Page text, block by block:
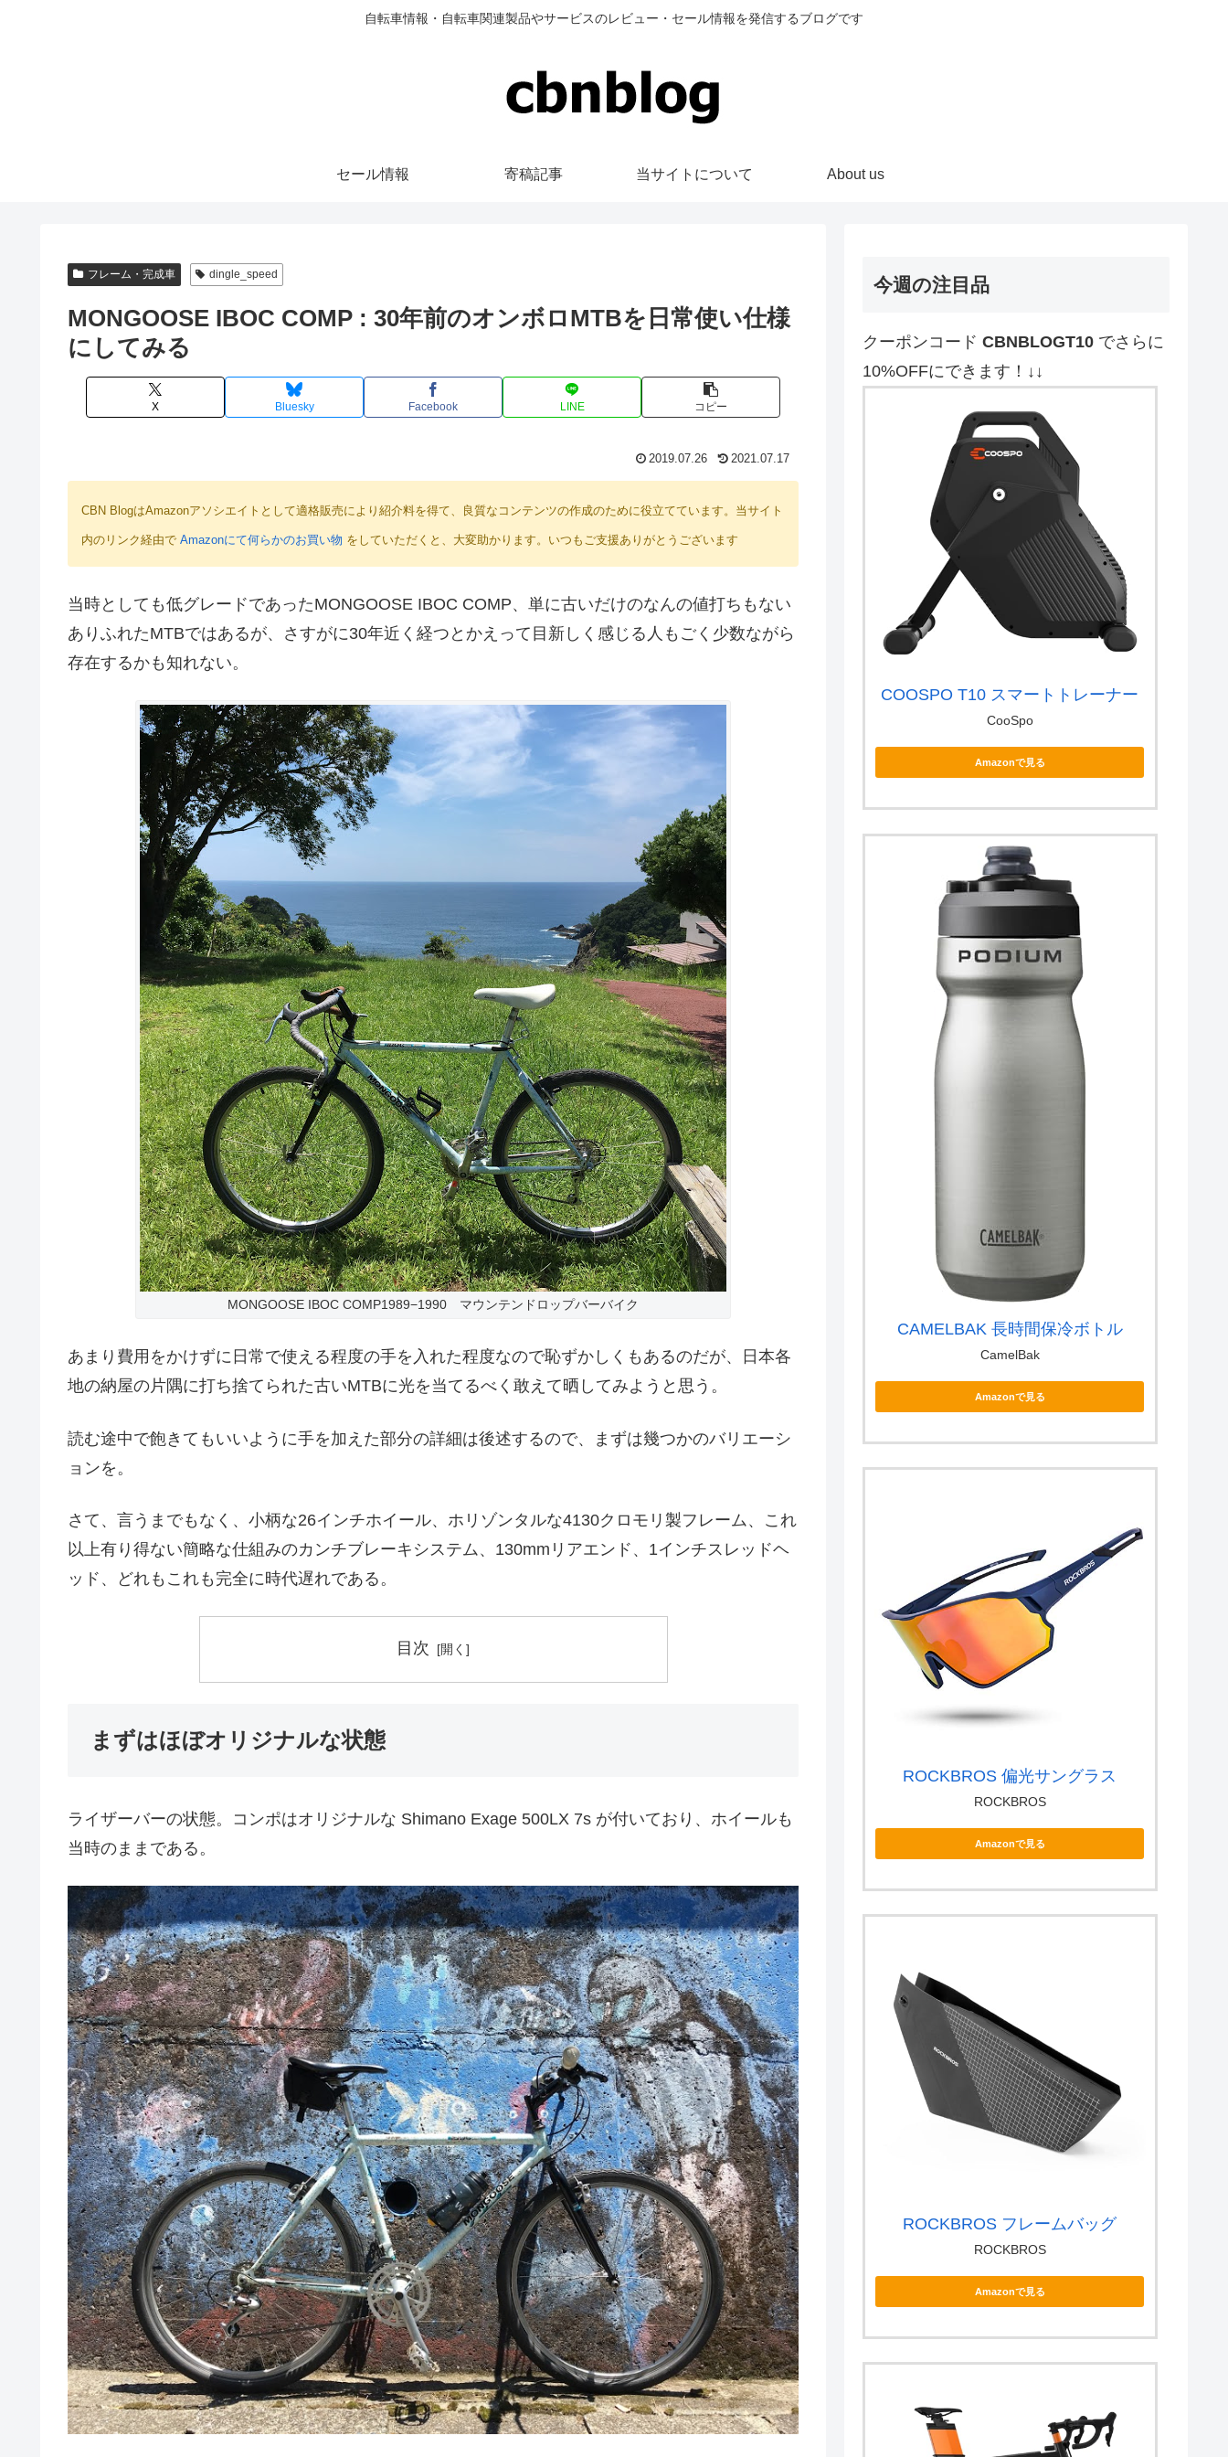
自転車情報・自転車関連製品やサービスのレビュー・セール情報を発信するブログです
セール情報 寄稿記事 当サイトについて About us
フレーム・完成車 dingle_speed
MONGOOSE IBOC COMP : 30年前のオンボロMTBを日常使い仕様
にしてみる
X Bluesky Facebook LINE コピー
2019.07.26 2021.07.17
CBN BlogはAmazonアソシエイトとして適格販売により紹介料を得て、良質なコンテンツの作成のために役立てています。当サイト
内のリンク経由で Amazonにて何らかのお買い物 をしていただくと、大変助かります。いつもご支援ありがとうございます
当時としても低グレードであったMONGOOSE IBOC COMP、単に古いだけのなんの値打ちもない
ありふれたMTBではあるが、さすがに30年近く経つとかえって目新しく感じる人もごく少数ながら
存在するかも知れない。
MONGOOSE IBOC COMP1989−1990 マウンテンドロップバーバイク
あまり費用をかけずに日常で使える程度の手を入れた程度なので恥ずかしくもあるのだが、日本各
地の納屋の片隅に打ち捨てられた古いMTBに光を当てるべく敢えて晒してみようと思う。
読む途中で飽きてもいいように手を加えた部分の詳細は後述するので、まずは幾つかのバリエーシ
ョンを。
さて、言うまでもなく、小柄な26インチホイール、ホリゾンタルな4130クロモリ製フレーム、これ
以上有り得ない簡略な仕組みのカンチブレーキシステム、130mmリアエンド、1インチスレッドヘ
ッド、どれもこれも完全に時代遅れである。
目次
まずはほぼオリジナルな状態
ライザーバーの状態。コンポはオリジナルな Shimano Exage 500LX 7s が付いており、ホイールも
当時のままである。
今週の注目品
クーポンコード CBNBLOGT10 でさらに
10%OFFにできます！↓↓
COOSPO T10 スマートトレーナー
CooSpo
Amazonで見る
CAMELBAK 長時間保冷ボトル
CamelBak
Amazonで見る
ROCKBROS 偏光サングラス
ROCKBROS
Amazonで見る
ROCKBROS フレームバッグ
ROCKBROS
Amazonで見る